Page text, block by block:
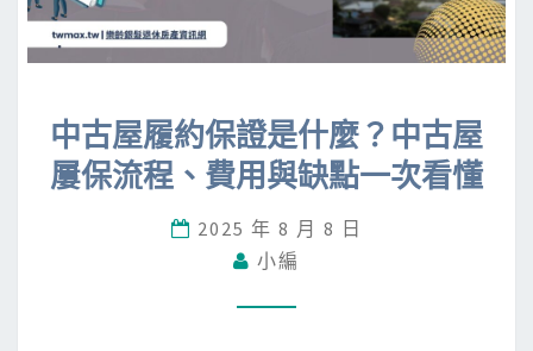
古
屋
約
保
證
中古屋履約保證是什麼？中古屋
屢保流程、費用與缺點一次看懂
2025 年 8 月 8 日
小編